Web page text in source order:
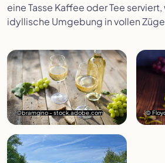
eine Tasse Kaffee oder Tee
idyllische Umgebung in vollen
©bramgino - stock.adobe.com ©